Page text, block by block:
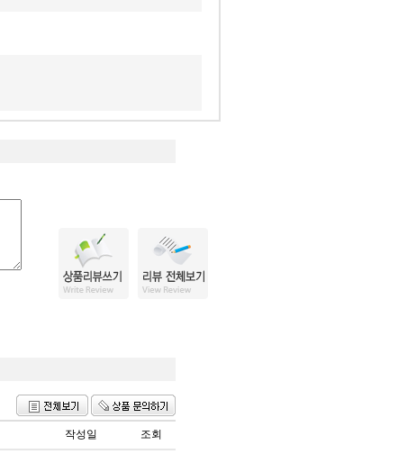
작성일 조회